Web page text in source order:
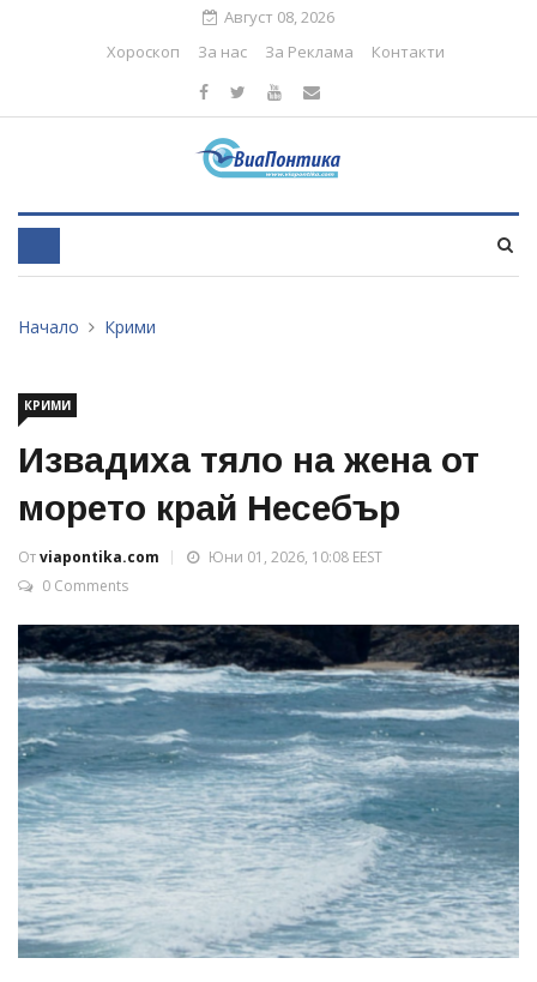
Август 08, 2026
Хороскоп
За нас За Реклама Контакти
Начало Крими
КРИМИ
Извадиха тяло на жена от
морето край Несебър
Отviapontika.com
Юни 01, 2026, 10:08 EEST
0 Comments